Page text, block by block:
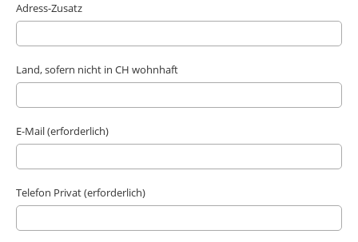
Adress-Zusatz
Land, sofern nicht in CH wohnhaft
E-Mail (erforderlich)
Telefon Privat (erforderlich)